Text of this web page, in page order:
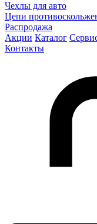
Чехлы для авто
Цепи
Распродажа
Акции Каталог
Контакты